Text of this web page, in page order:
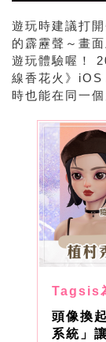
遊玩時建議打
的霹靂聲～畫
遊玩體驗喔！
線香花火》
時也能在同一
頭像換
系統」